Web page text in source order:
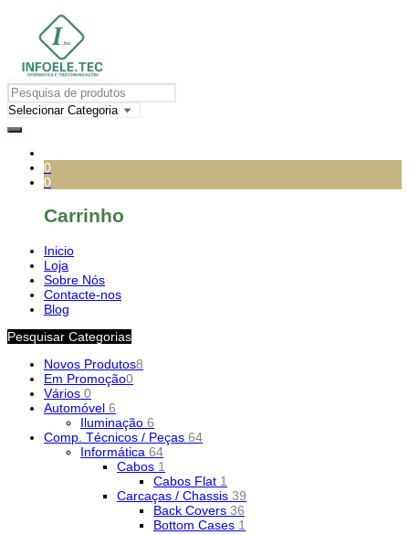
0
0
Carrinho
Inicio
Loja
Sobre Nós
Contacte-nos
Blog
Pesquisar Categorias
Novos Produtos8
Em Promoção0
Vários 0
Automóvel 6
Iluminação 6
Comp. Técnicos / Peças 64
Informática 64
Cabos 1
Cabos Flat 1
Carcaças / Chassis 39
Back Covers 36
Bottom Cases 1